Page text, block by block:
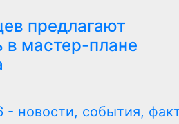
предлагают
в мастер-плане